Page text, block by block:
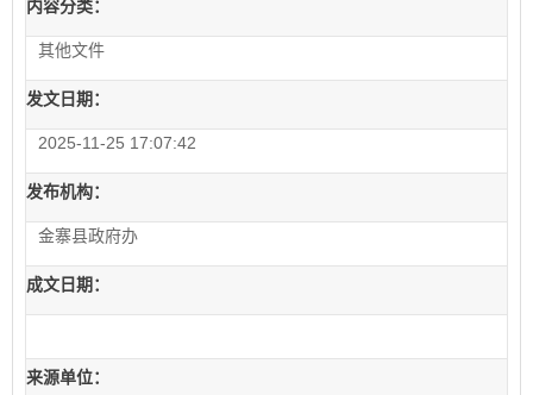
内容分类：
其他文件
发文日期：
2025-11-25 17:07:42
发布机构：
金寨县政府办
成文日期：
来源单位：